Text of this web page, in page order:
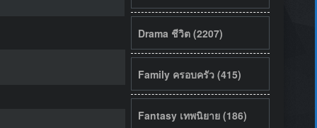
Drama ชีวิต (2207)
Family ครอบครัว (415)
Fantasy เทพนิยาย (186)